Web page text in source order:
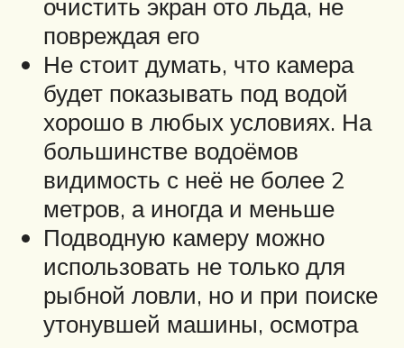
очистить экран ото льда, не
повреждая его
Не стоит думать, что камера
будет показывать под водой
хорошо в любых условиях. На
большинстве водоёмов
видимость с неё не более 2
метров, а иногда и меньше
Подводную камеру можно
использовать не только для
рыбной ловли, но и при поиске
утонувшей машины, осмотра